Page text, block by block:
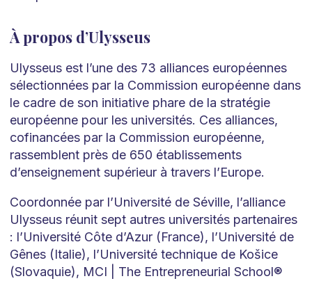
À propos d’Ulysseus
Ulysseus est l’une des 73 alliances européennes
sélectionnées par la Commission européenne dans
le cadre de son initiative phare de la stratégie
européenne pour les universités. Ces alliances,
cofinancées par la Commission européenne,
rassemblent près de 650 établissements
d’enseignement supérieur à travers l’Europe.
Coordonnée par l’Université de Séville, l’alliance
Ulysseus réunit sept autres universités partenaires
: l’Université Côte d’Azur (France), l’Université de
Gênes (Italie), l’Université technique de Košice
(Slovaquie), MCI | The Entrepreneurial School®